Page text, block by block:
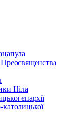
Ніла
єпархії
католицької